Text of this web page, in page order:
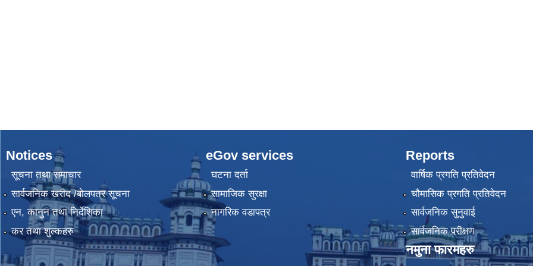
Notices
सूचना तथा समाचार
सार्वजनिक खरीद /बोलपत्र सूचना
एन, कानुन तथा निर्देशिका
कर तथा शुल्कहरु
eGov services
घटना दर्ता
सामाजिक सुरक्षा
नागरिक वडापत्र
Reports
वार्षिक प्रगति प्रतिवेदन
चौमासिक प्रगति प्रतिवेदन
सार्वजनिक सुनुवाई
सार्वजनिक परीक्षण
नमुना फारमहरु